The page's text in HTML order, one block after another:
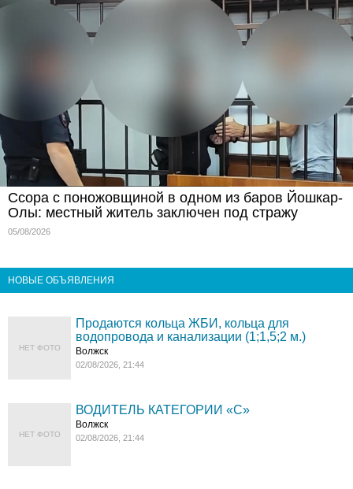
Ссора с поножовщиной в одном из баров Йошкар-
Олы: местный житель заключен под стражу
05/08/2026
НОВЫЕ ОБЪЯВЛЕНИЯ
НЕТ ФОТО
Продаются кольца ЖБИ, кольца для
водопровода и канализации (1;1,5;2 м.)
Волжск
02/08/2026, 21:44
НЕТ ФОТО
ВОДИТЕЛЬ КАТЕГОРИИ «C»
Волжск
02/08/2026, 21:44